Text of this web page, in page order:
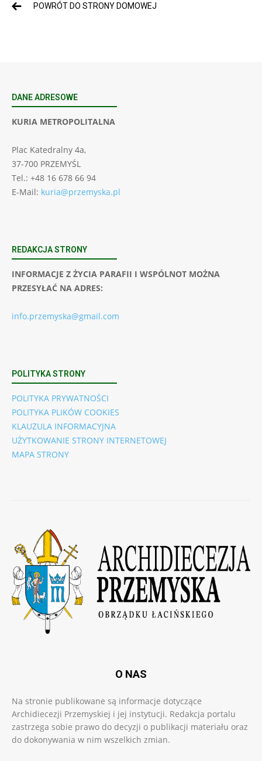
POWRÓT DO STRONY DOMOWEJ
DANE ADRESOWE
KURIA METROPOLITALNA
Plac Katedralny 4a,
37-700 PRZEMYŚL
Tel.: +48 16 678 66 94
E-Mail: kuria@przemyska.pl
REDAKCJA STRONY
INFORMACJE Z ŻYCIA PARAFII I WSPÓLNOT MOŻNA
PRZESYŁAĆ NA ADRES:
info.przemyska@gmail.com
POLITYKA STRONY
POLITYKA PRYWATNOŚCI
POLITYKA PLIKÓW COOKIES
KLAUZULA INFORMACYJNA
UŻYTKOWANIE STRONY INTERNETOWEJ
MAPA STRONY
O NAS
Na stronie publikowane są informacje dotyczące
Archidiecezji Przemyskiej i jej instytucji. Redakcja portalu
zastrzega sobie prawo do decyzji o publikacji materiału oraz
do dokonywania w nim wszelkich zmian.